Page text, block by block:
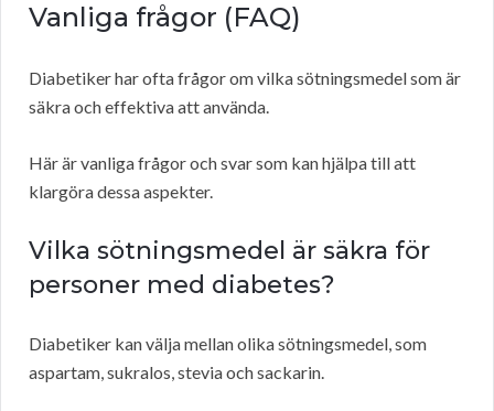
Vanliga frågor (FAQ)
Diabetiker har ofta frågor om vilka sötningsmedel som är
säkra och effektiva att använda.
Här är vanliga frågor och svar som kan hjälpa till att
klargöra dessa aspekter.
Vilka sötningsmedel är säkra för
personer med diabetes?
Diabetiker kan välja mellan olika sötningsmedel, som
aspartam, sukralos, stevia och sackarin.